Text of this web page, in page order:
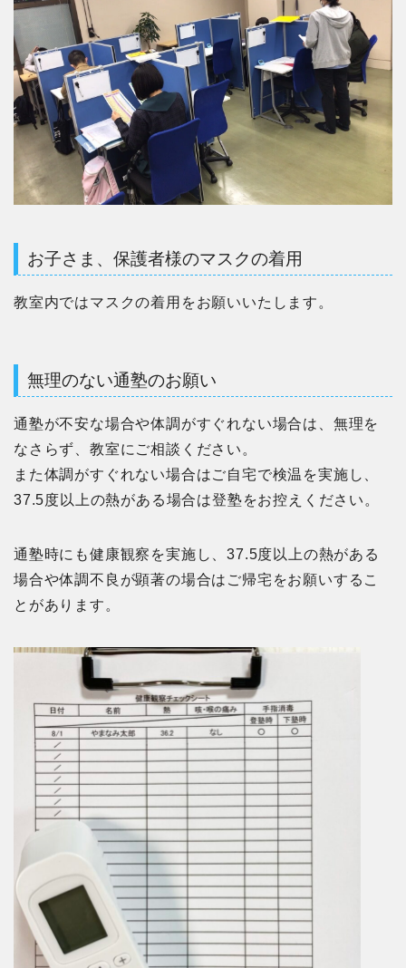
お子さま、保護者様のマスクの着用
教室内ではマスクの着用をお願いいたします。
無理のない通塾のお願い
通塾が不安な場合や体調がすぐれない場合は、無理を
なさらず、教室にご相談ください。
また体調がすぐれない場合はご自宅で検温を実施し、
37.5度以上の熱がある場合は登塾をお控えください。
通塾時にも健康観察を実施し、37.5度以上の熱がある
場合や体調不良が顕著の場合はご帰宅をお願いするこ
とがあります。